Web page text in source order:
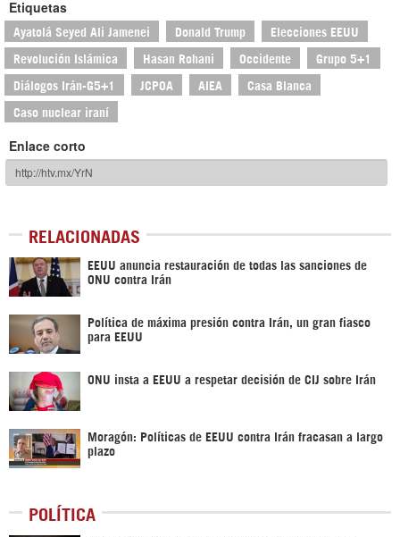
Etiquetas
Ayatolá Seyed Ali Jamenei Donald Trump Elecciones EEUU
Revolución Islámica Hasan Rohani Occidente Grupo 5+1
Diálogos Irán-G5+1 JCPOA AIEA Casa Blanca
Caso nuclear iraní
Enlace corto
RELACIONADAS
EEUU anuncia restauración de todas las sanciones de
ONU contra Irán
Política de máxima presión contra Irán, un gran fiasco
para EEUU
ONU insta a EEUU a respetar decisión de CIJ sobre Irán
Moragón: Políticas de EEUU contra Irán fracasan a largo
plazo
POLÍTICA